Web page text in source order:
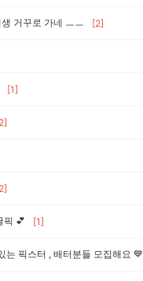
거꾸로 가네 ㅡㅡ [2]
[1]
픽 💕 [1]
는 픽스터 , 배터분들 모집해요 💙